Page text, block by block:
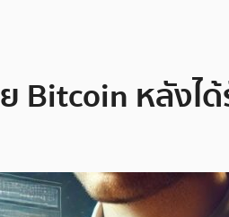
ย Bitcoin หลั